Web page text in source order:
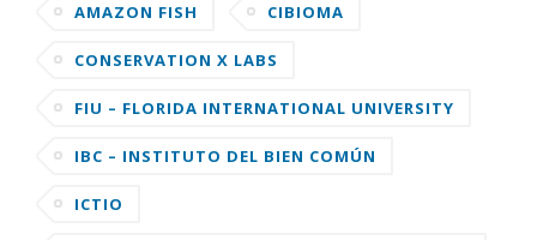
AMAZON FISH CIBIOMA
CONSERVATION X LABS
FIU – FLORIDA INTERNATIONAL UNIVERSITY
IBC – INSTITUTO DEL BIEN COMÚN
ICTIO